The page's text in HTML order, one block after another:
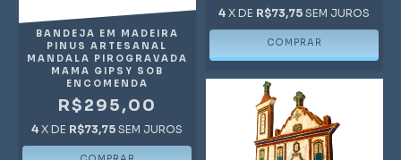
BANDEJA EM MADEIRA
PINUS ARTESANAL
MANDALA PIROGRAVADA
MAMA GIPSY SOB
ENCOMENDA
R$295,00
4 X DE R$73,75 SEM JUROS
4 X DE R$73,75 SEM JUROS